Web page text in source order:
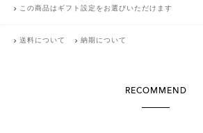
この商品はギフト設定をお選びいただけます
送料について 納期について
RECOMMEND